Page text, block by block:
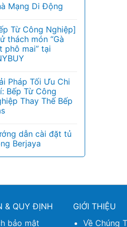
Mạng Di Động
Từ Công Nghiệp]
thách món “Gà
phô mai” tại
Pháp Tối Ưu Chi
Bếp Từ Công
Thay Thế Bếp
dẫn cài đặt tủ
Berjaya
& QUY ĐỊNH
bảo mật
GIỚI THIỆU
Về Chúng